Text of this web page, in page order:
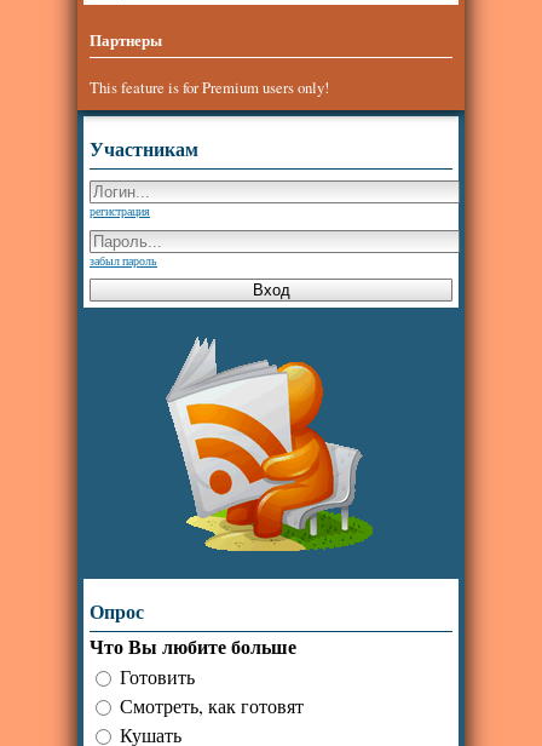
Партнеры
This feature is for Premium users only!
Участникам
регистрация
забыл пароль
Опрос
Что Вы любите больше
Готовить
Смотреть, как готовят
Кушать